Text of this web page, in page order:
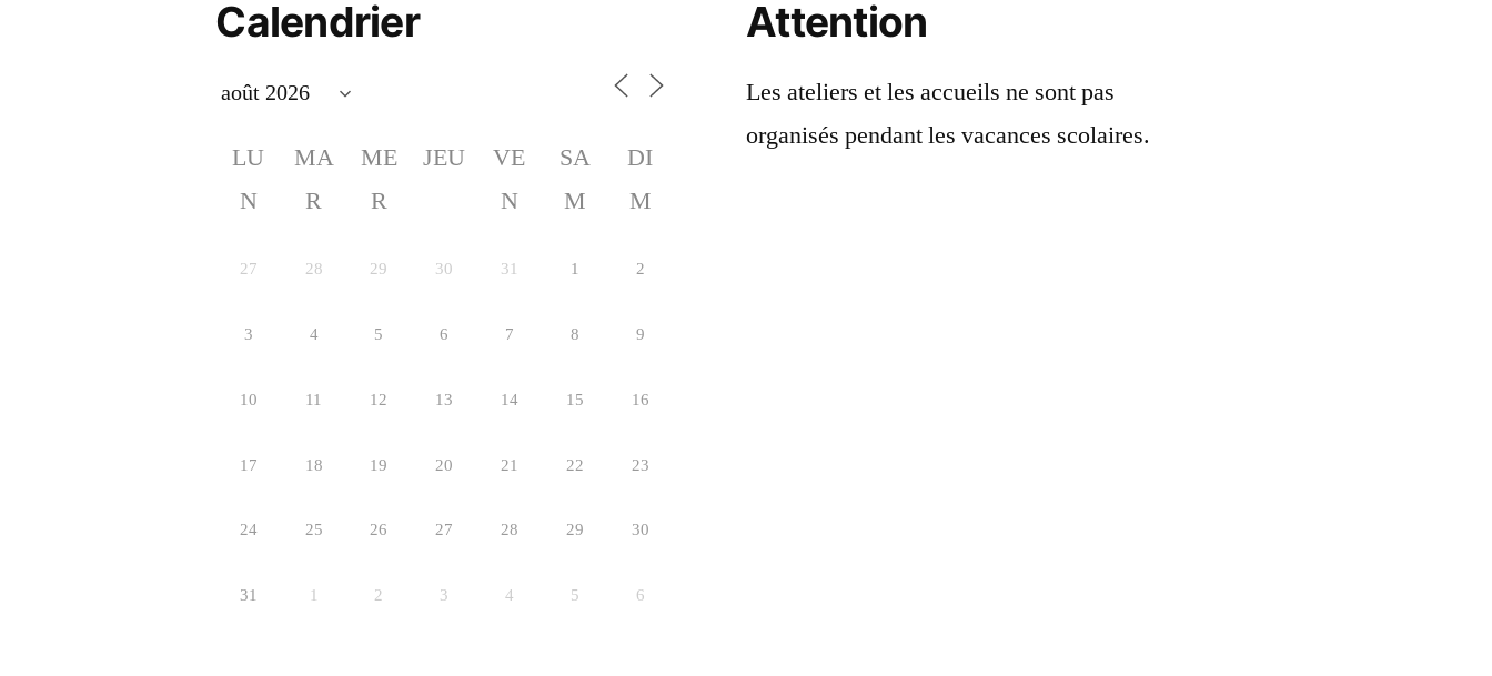
Calendrier
LU
N
MA
R
ME
R
JEU
VE
N
SA
M
DI
M
27 28 29 30 31 1 2
3 4 5 6 7 8 9
10 11 12 13 14 15 16
17 18 19 20 21 22 23
24 25 26 27 28 29 30
31 1 2 3 4 5 6
Attention
Les ateliers et les accueils ne sont pas
organisés pendant les vacances scolaires.